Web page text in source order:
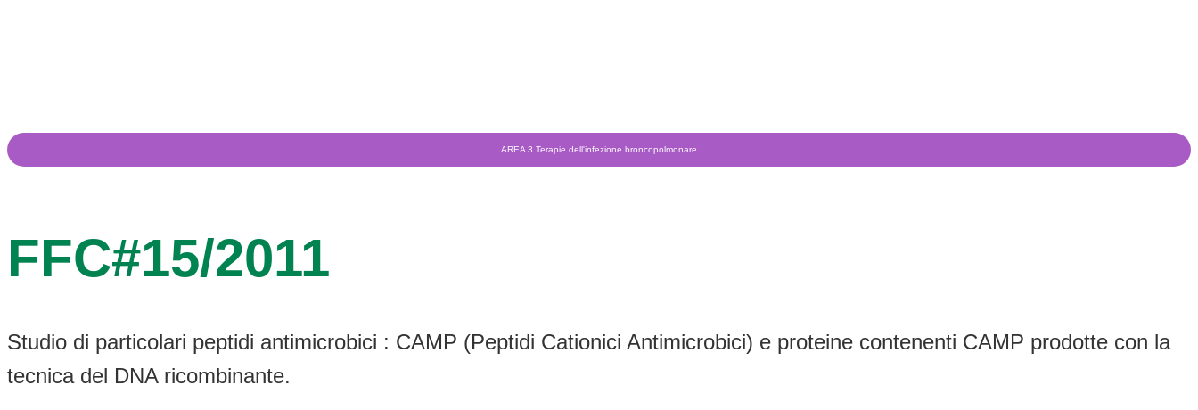
AREA 3 Terapie dell'infezione broncopolmonare
FFC#15/2011
Studio di particolari peptidi antimicrobici : CAMP (Peptidi Cationici Antimicrobici) e proteine contenenti CAMP prodotte con la
tecnica del DNA ricombinante.